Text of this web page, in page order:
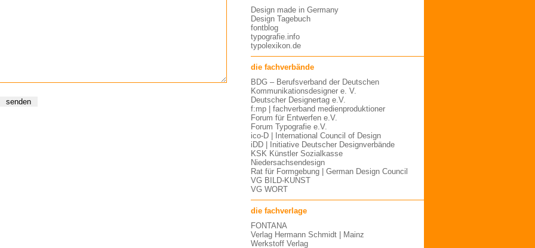
Design made in Germany
Design Tagebuch
fontblog
typografie.info
typolexikon.de
die fachverbände
BDG – Berufsverband der Deutschen
Kommunikationsdesigner e. V.
Deutscher Designertag e.V.
f:mp | fachverband medienproduktioner
Forum für Entwerfen e.V.
Forum Typografie e.V.
ico-D | International Council of Design
iDD | Initiative Deutscher Designverbände
KSK Künstler Sozialkasse
Niedersachsendesign
Rat für Formgebung | German Design Council
VG BILD-KUNST
VG WORT
die fachverlage
FONTANA
Verlag Hermann Schmidt | Mainz
Werkstoff Verlag